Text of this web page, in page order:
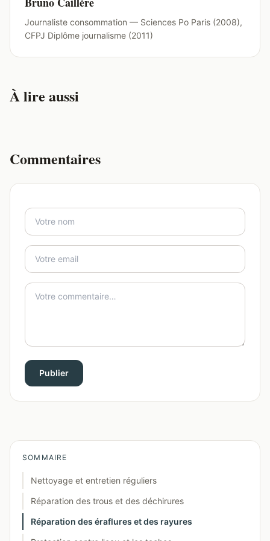
Journaliste consommation — Sciences Po Paris (2008),
CFPJ Diplôme journalisme (2011)
À lire aussi
Commentaires
Publier
SOMMAIRE
Nettoyage et entretien réguliers
Réparation des trous et des déchirures
Réparation des éraflures et des rayures